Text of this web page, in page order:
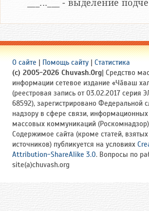
___...___ - выделение
О сайте Помощь сайту
Статистика
(c) 2005-2026 Chuvash.Org | Средство
информации сетевое издание «Чӑваш
(реестровая запись от 03.02.2017 серия
68592), зарегистрировано Федеральной
надзору в сфере связи, информационных
массовых коммуникаций
Содержимое сайта (кроме статей, взятых
источников) публикуется на условиях
Attribution-ShareAlike 3.0. Вопросы по
site(a)chuvash.org